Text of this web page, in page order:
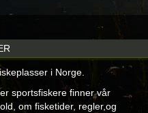
i Norge.
sportsfiskere finner vår
om fisketider, regler,og